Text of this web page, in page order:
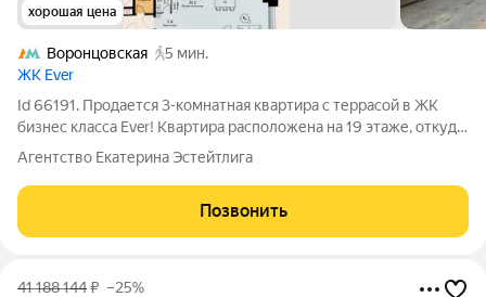
хорошая цена
Воронцовская
5 мин.
ЖК Ever
Id 66191. Продается 3-комнатная квартира с террасой в ЖК
бизнес класса Ever! Квартира расположена на 19 этаже, откуда
открывается захватывающий вид на всю Москву. Панорамные
окна в пол и потолки высотой 3,25 метра создают ощущение
воздушности и
Агентство Екатерина Эстейтлига
Позвонить
41 188 144₽ –25%